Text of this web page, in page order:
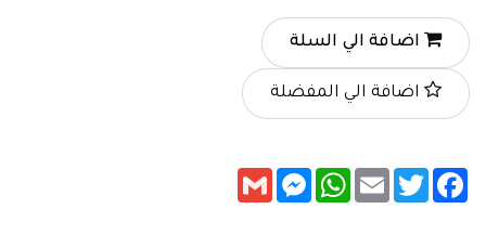
اضافة الي السلة
اضافة الي المفضلة
Facebook
Twitter
Email
WhatsApp
Messenger
Gmail